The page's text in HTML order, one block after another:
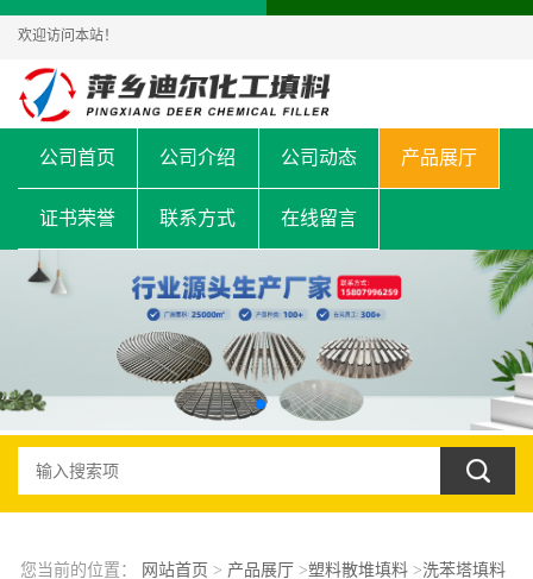
欢迎访问本站！
公司首页 公司介绍 公司动态 产品展厅
证书荣誉 联系方式 在线留言
您当前的位置： 网站首页 > 产品展厅>塑料散堆填料>洗苯塔填料